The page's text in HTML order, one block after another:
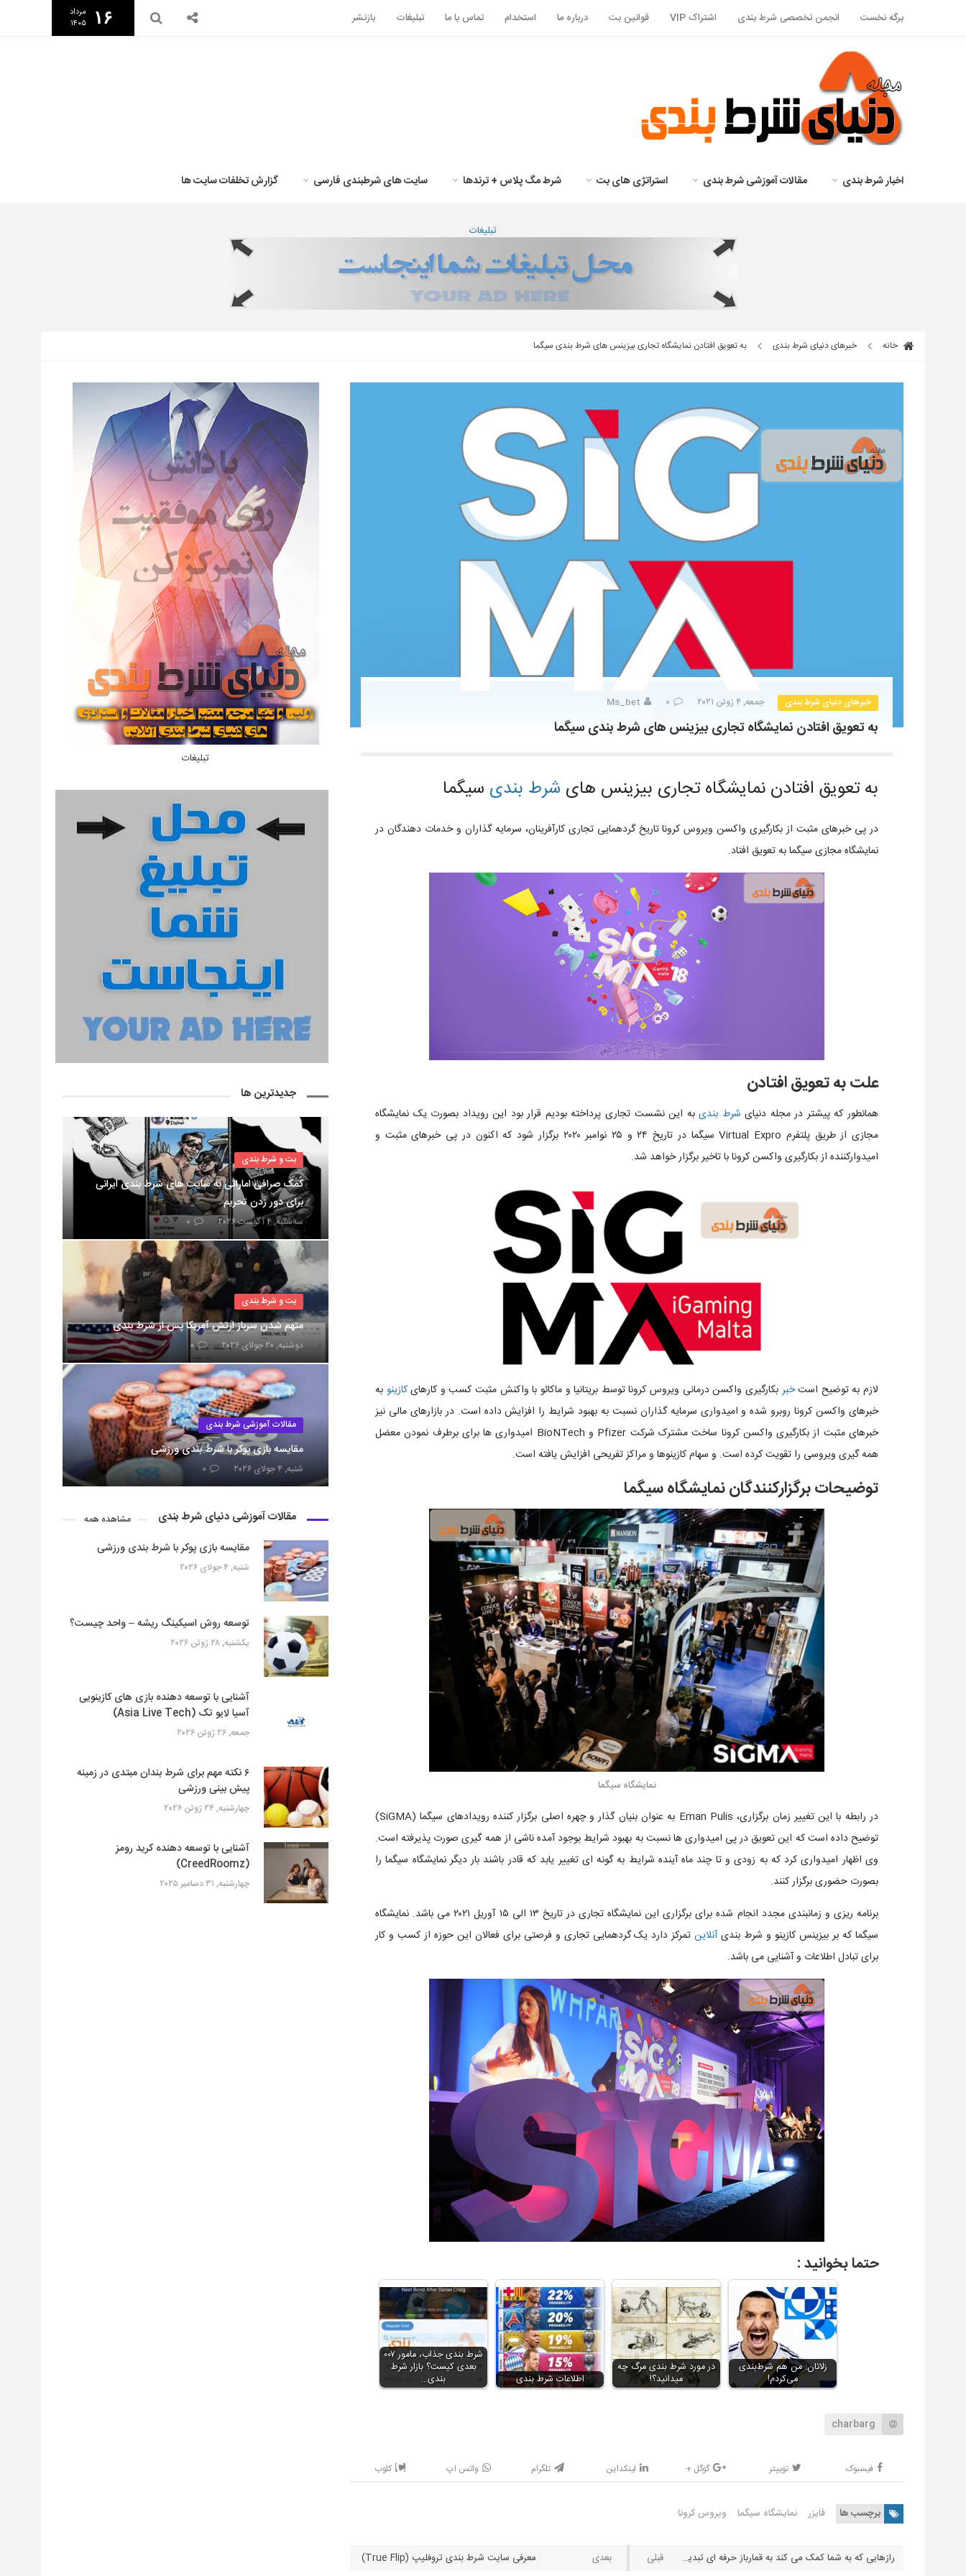
برگه نخست انجمن تخصصی شرط بندی اشتراک VIP قوانین بت درباره ما استخدام تماس با ما تبلیغات بازنشر ۱۶
مرداد
۱۴۰۵
اخبار شرط بندی مقالات آموزشی شرط بندی استراتژی های بت شرط مگ پلاس + ترندها سایت های شرطبندی فارسی گزارش تخلفات سایت ها
تبلیغات
خانه خبرهای دنیای شرط بندی به تعویق افتادن نمایشگاه تجاری بیزینس های شرط بندی سیگما
خبرهای دنیای شرط بندی جمعه, ۴ ژوئن ۲۰۲۱ ۰ Ms_bet
به تعویق افتادن نمایشگاه تجاری بیزینس های شرط بندی سیگما
به تعویق افتادن نمایشگاه تجاری بیزینس های شرط بندی سیگما
در پی خبرهای مثبت از بکارگیری واکسن ویروس کرونا تاریخ گردهمایی تجاری کارآفرینان، سرمایه گذاران و خدمات دهندگان در
نمایشگاه مجازی سیگما به تعویق افتاد.
علت به تعویق افتادن
همانطور که پیشتر در مجله دنیای شرط بندیبه این نشست تجاری پرداخته بودیم قرار بود این رویداد بصورت یک نمایشگاه
مجازی از طریق پلتفرم Virtual Expro سیگما در تاریخ ۲۴ و ۲۵ نوامبر ۲۰۲۰ برگزار شود که اکنون در پی خبرهای مثبت و
امیدوارکننده از بکارگیری واکسن کرونا با تاخیر برگزار خواهد شد.
لازم به توضیح استخبر بکارگیری واکسن درمانی ویروس کرونا توسط بریتانیا و ماکائو با واکنش مثبت کسب و کارهایکازینو به
خبرهای واکسن کرونا روبرو شده و امیدواری سرمایه گذاران نسبت به بهبود شرایط را افزایش داده است. در بازارهای مالی نیز
خبرهای مثبت از بکارگیری واکسن کرونا ساخت مشترک شرکت Pfizer و BioNTech امیدواری ها برای برطرف نمودن معضل
همه گیری ویروسی را تقویت کرده است. و سهام کازینوها و مراکز تفریحی افزایش یافته است.
توضیحات برگزارکنندگان نمایشگاه سیگما
نمایشگاه سیگما
در رابطه با این تغییر زمان برگزاری، Eman Pulis به عنوان بنیان گذار و چهره اصلی برگزار کننده رویدادهای سیگما (SiGMA)
توضیح داده است که این تعویق در پی امیدواری ها نسبت به بهبود شرایط بوجود آمده ناشی از همه گیری صورت پذیرفته است.
وی اظهار امیدواری کرد که به زودی و تا چند ماه آینده شرایط به گونه ای تغییر یابد که قادر باشند بار دیگر نمایشگاه سیگما را
بصورت حضوری برگزار کنند.
برنامه ریزی و زمانبندی مجدد انجام شده برای برگزاری این نمایشگاه تجاری در تاریخ ۱۳ الی ۱۵ آوریل ۲۰۲۱ می باشد. نمایشگاه
سیگما که بر بیزینس کازینو و شرط بندیآنلاینتمرکز دارد یک گردهمایی تجاری و فرصتی برای فعالان این حوزه از کسب و کار
برای تبادل اطلاعات و آشنایی می باشد.
حتما بخوانید :
شرط بندی جذاب، مامور ۰۰۷
بعدی کیست؟ بازار شرط
بندی…
اطلاعات شرط بندی
در مورد شرط بندی مرگ چه
میدانید؟!
زلاتان: من هم شرط‌بندی
می‌کردم!
charbarg
فیسبوک توییتر گوگل + لینکداین تلگرام واتس اپ کلوب
برچسب ها فایزر نمایشگاه سیگما ویروس کرونا
رازهایی که به شما کمک می کند به قمارباز حرفه ای تبدیل شوید معرفی سایت شرط بندی تروفلیپ (True Flip)
تبلیغات
جدیدترین ها
بت و شرط بندی
کمک صرافی اماراتی به سایت های شرط بندی ایرانی
برای دور زدن تحریم
سه‌شنبه, ۴ آگوست ۲۰۲۶ ۰
بت و شرط بندی
متهم شدن سرباز ارتش آمریکا پس از شرط بندی
دوشنبه, ۲۰ جولای ۲۰۲۶ ۰
مقالات آموزشی شرط بندی
مقایسه بازی پوکر با شرط بندی ورزشی
شنبه, ۴ جولای ۲۰۲۶ ۰
مقالات آموزشی دنیای شرط بندی مشاهده همه
مقایسه بازی پوکر با شرط بندی ورزشی
شنبه, ۴ جولای ۲۰۲۶
توسعه روش اسیکینگ ریشه – واحد چیست؟
یکشنبه, ۲۸ ژوئن ۲۰۲۶
آشنایی با توسعه دهنده بازی های کازینویی
آسیا لایو تک (Asia Live Tech)
جمعه, ۲۶ ژوئن ۲۰۲۶
۶ نکته مهم برای شرط بندان مبتدی در زمینه
پیش بینی ورزشی
چهارشنبه, ۲۴ ژوئن ۲۰۲۶
آشنایی با توسعه دهنده کرید رومز
(CreedRoomz)
چهارشنبه, ۳۱ دسامبر ۲۰۲۵